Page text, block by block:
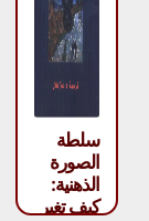
سلطة
الصورة
الذهنية:
كيف تغير